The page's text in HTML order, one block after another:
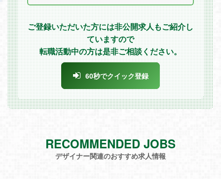
ご登録いただいた方には非公開求人もご紹介し
ていますので
転職活動中の方は是非ご相談ください。
60秒でクイック登録
RECOMMENDED JOBS
デザイナー関連のおすすめ求人情報